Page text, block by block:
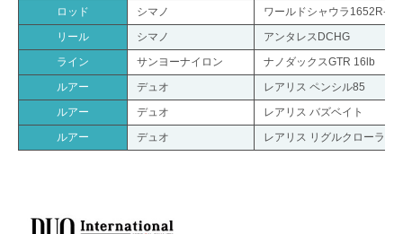
ロッド シマノ
ワールドシャウラ1652R-3
リール
シマノ
アンタレスDCHG
ライン
サンヨーナイロン
ナノダックスGTR 16lb
ルアー
デュオ
レアリス ペンシル85
ルアー
デュオ
レアリス バズベイト
ルアー
デュオ レアリス リグルクローラー